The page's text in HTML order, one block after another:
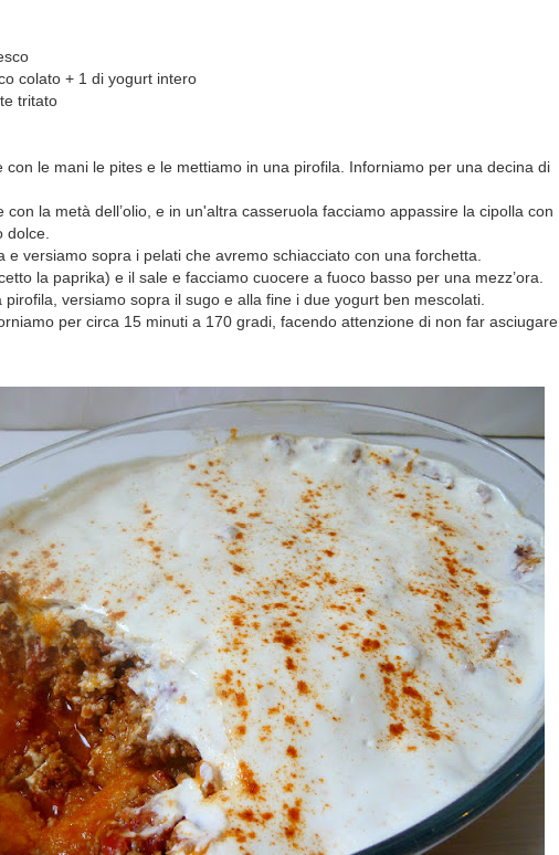
colato + 1 di yogurt intero
tritato
con le mani le pites e le mettiamo in una pirofila. Inforniamo per una decina di
con la metà dell’olio, e in un'altra casseruola facciamo appassire la cipolla con
dolce.
e versiamo sopra i pelati che avremo schiacciato con una forchetta.
la paprika) e il sale e facciamo cuocere a fuoco basso per una mezz’ora.
pirofila, versiamo sopra il sugo e alla fine i due yogurt ben mescolati.
per circa 15 minuti a 170 gradi, facendo attenzione di non far asciugare